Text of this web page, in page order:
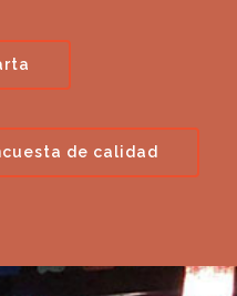
de calidad